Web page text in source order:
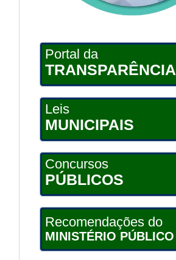
Portal da
TRANSPARÊNCIA
Leis
MUNICIPAIS
Concursos
PÚBLICOS
Recomendações do
MINISTÉRIO PÚBLICO